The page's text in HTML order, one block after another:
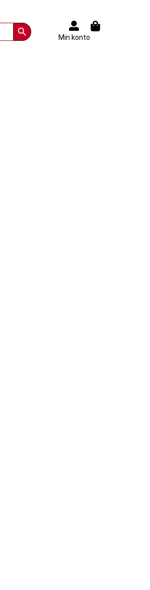
Search Button
Min konto